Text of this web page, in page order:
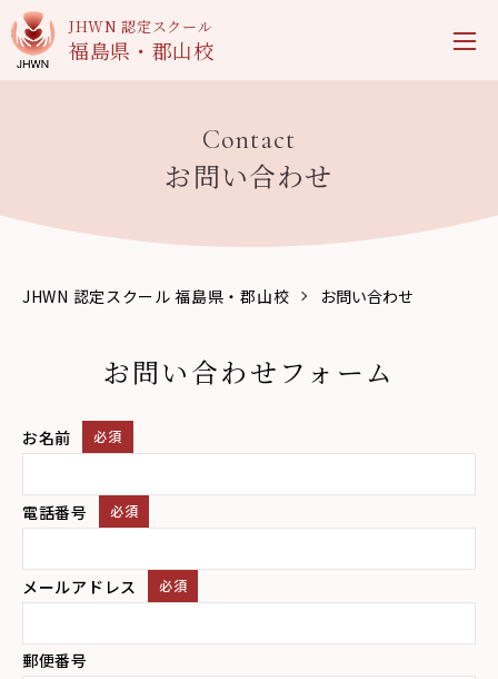
JHWN 認定スクール
福島県・郡山校
Contact
お問い合わせ
JHWN 認定スクール 福島県・郡山校 お問い合わせ
お問い合わせフォーム
お名前 必須
電話番号 必須
メールアドレス 必須
郵便番号